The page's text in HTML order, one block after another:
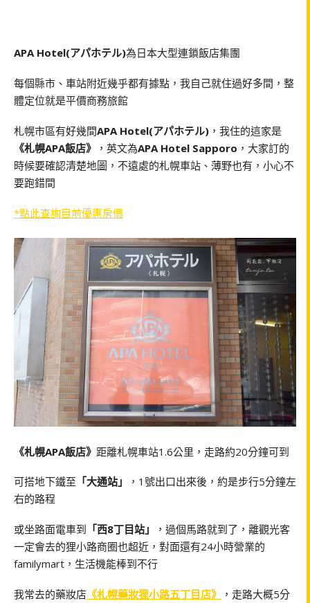
APA Hotel(アパホテル)為日本大型連鎖飯店集團
每個縣市、車站附近幾乎都有據點，我自己就住過好多間，整
體定位就是平價商務旅館
札幌市區有好幾間APA Hotel(アパホテル) ，我住的這家是
《札幌APA飯店》
，英文為APA Hotel Sapporo ，大家訂的
時候要確認清楚地圖，不遠處的札幌車站、薄野也有，小心不
要跑錯間
*點此查詢目前優惠房價
《札幌APA飯店》 距離札幌車站1.6公里，走路約20分鐘可到
可搭地下鐵至 「大通站」
，1號出口出來後，約是步行5分鐘左
右的路程
或坐路面電車到 「西8丁目站」
，過個馬路就到了，離觀光客
一定會去的狸小路商圈也超近，對面還有24小時營業的
familymart，生活機能棒到不行
我常去的藥妝店 《札幌藥妝狸小路五丁目店》
，走路大概5分